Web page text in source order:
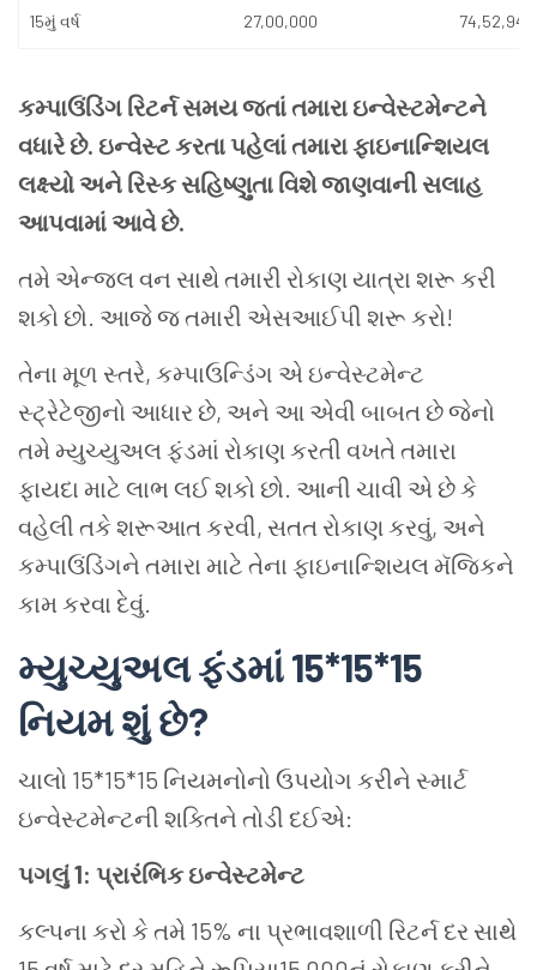
15મું વર્ષ 27,00,000 74,52,946
કમ્પાઉંડિંગ રિટર્ન સમય જતાં તમારા ઇન્વેસ્ટમેન્ટને
વધારે છે. ઇન્વેસ્ટ કરતા પહેલાં તમારા ફાઇનાન્શિયલ
લક્ષ્યો અને રિસ્ક સહિષ્ણુતા વિશે જાણવાની સલાહ
આપવામાં આવે છે.
તમે એન્જલ વન સાથે તમારી રોકાણ યાત્રા શરૂ કરી
શકો છો. આજે જ તમારી એસઆઈપી શરૂ કરો!
તેના મૂળ સ્તરે, કમ્પાઉન્ડિંગ એ ઇન્વેસ્ટમેન્ટ
સ્ટ્રેટેજીનો આધાર છે, અને આ એવી બાબત છે જેનો
તમે મ્યુચ્યુઅલ ફંડમાં રોકાણ કરતી વખતે તમારા
ફાયદા માટે લાભ લઈ શકો છો. આની ચાવી એ છે કે
વહેલી તકે શરૂઆત કરવી, સતત રોકાણ કરવું, અને
કમ્પાઉંડિંગને તમારા માટે તેના ફાઇનાન્શિયલ મૅજિકને
કામ કરવા દેવું.
મ્યુચ્યુઅલ ફંડમાં 15*15*15
નિયમ શું છે?
ચાલો 15*15*15 નિયમનોનો ઉપયોગ કરીને સ્માર્ટ
ઇન્વેસ્ટમેન્ટની શક્તિને તોડી દઈએ:
પગલું 1: પ્રારંભિક ઇન્વેસ્ટમેન્ટ
કલ્પના કરો કે તમે 15% ના પ્રભાવશાળી રિટર્ન દર સાથે